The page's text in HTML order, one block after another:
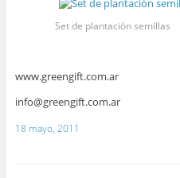
Set de plantación semillas
www.greengift.com.ar
info@greengift.com.ar
18 mayo, 2011